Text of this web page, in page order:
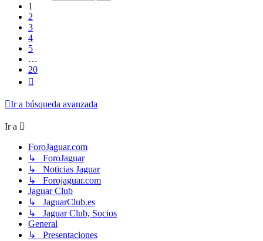
1
2
3
4
5
…
20
Ir a búsqueda avanzada
Ir a
ForoJaguar.com
↳ ForoJaguar
↳ Noticias Jaguar
↳ Forojaguar.com
Jaguar Club
↳ JaguarClub.es
↳ Jaguar Club, Socios
General
↳ Presentaciones